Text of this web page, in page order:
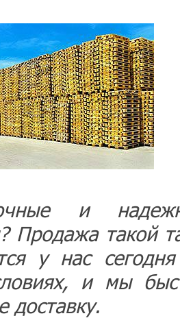
и
Продажа такой
у нас
и мы
доставку.